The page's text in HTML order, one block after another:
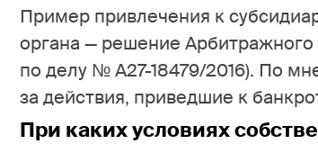
Пример привлечения к
органа — решение Арбитражного
по делу № А27-18479/2016). По
за действия, приведшие к
При каких условиях